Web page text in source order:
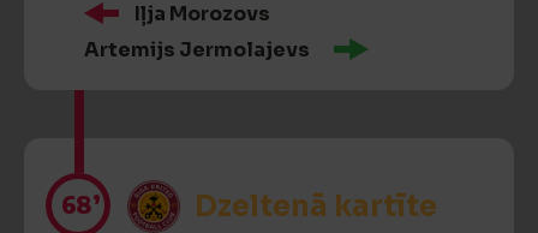
Iļja Morozovs
Artemijs Jermolajevs
68’ Dzeltenā kartīte